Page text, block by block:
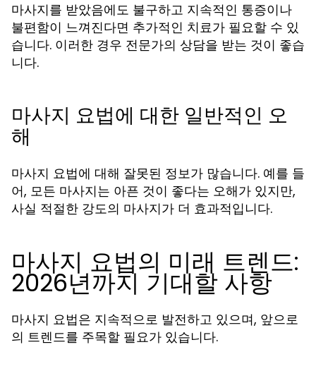
마사지를 받았음에도 불구하고 지속적인 통증이나
불편함이 느껴진다면 추가적인 치료가 필요할 수 있
습니다. 이러한 경우 전문가의 상담을 받는 것이 좋습
니다.
마사지 요법에 대한 일반적인 오
해
마사지 요법에 대해 잘못된 정보가 많습니다. 예를 들
어, 모든 마사지는 아픈 것이 좋다는 오해가 있지만,
사실 적절한 강도의 마사지가 더 효과적입니다.
마사지 요법의 미래 트렌드:
2026년까지 기대할 사항
마사지 요법은 지속적으로 발전하고 있으며, 앞으로
의 트렌드를 주목할 필요가 있습니다.